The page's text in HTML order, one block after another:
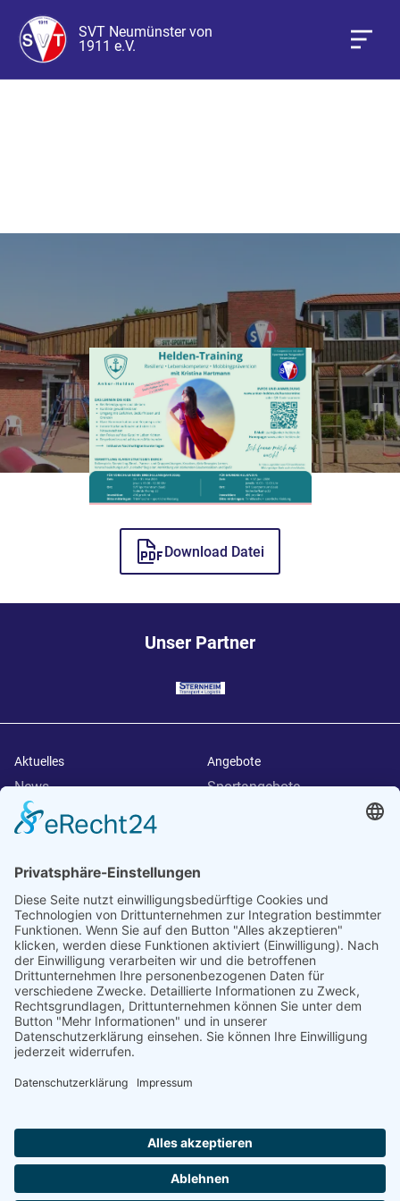
SVT Neumünster von
1911 e.V.
Download Datei
Unser Partner
Aktuelles
News
Termine
Angebote
Sportangebote
Verein
Allgemein
Über uns
Aufsichtsrat
Vorstand
Ansprechpartner
Anmeldung
Allgemein
Kontakt
Kontaktformular